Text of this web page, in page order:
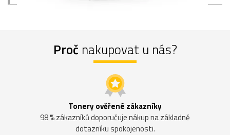
Proč nakupovat u nás?
Tonery ověřené zákazníky
98 % zákazníků doporučuje nákup na základně
dotazníku spokojenosti.